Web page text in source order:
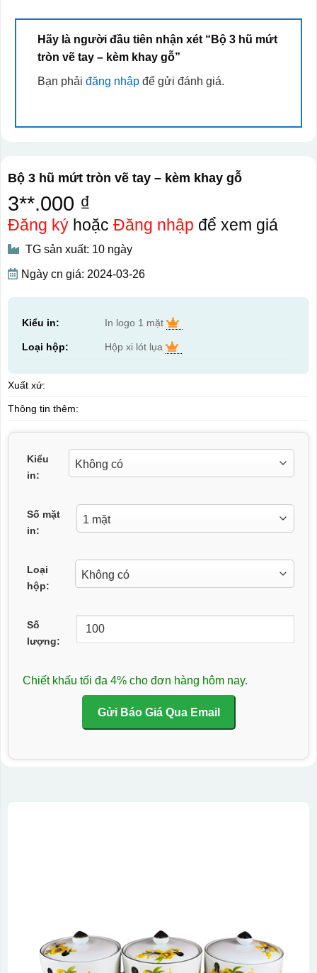
Hãy là người đầu tiên nhận xét “Bộ 3 hũ mứt
tròn vẽ tay – kèm khay gỗ”
Bạn phải đăng nhậpđể gửi đánh giá.
Bộ 3 hũ mứt tròn vẽ tay – kèm khay gỗ
3**.000 ₫
Đăng kýhoặc Đăng nhập để xem giá
TG sản xuất: 10 ngày
Ngày cn giá: 2024-03-26
Kiểu in: In logo 1 mặt
Loại hộp: Hộp xi lót lụa
Xuất xứ:
Thông tin thêm:
Kiểu
in:
Số mặt
in:
Loại
hộp:
Số
lượng:
Chiết khấu tối đa 4% cho đơn hàng hôm nay.
Gửi Báo Giá Qua Email